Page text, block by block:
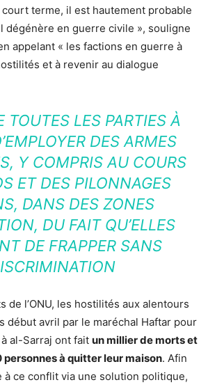
court terme, il est hautement probable
dégénère en guerre civile », souligne
appelant « les factions en guerre à
et à revenir au dialogue
TOUTES LES PARTIES À
DES ARMES
Y COMPRIS AU COURS
ET DES PILONNAGES
DANS DES ZONES
DU FAIT QU’ELLES
DE FRAPPER SANS
de l’ONU, les hostilités aux alentours
début avril par le maréchal Haftar pour
al-Sarraj ont fait un millier de morts et
à quitter leur maison. Afin
à ce conflit via une solution politique,